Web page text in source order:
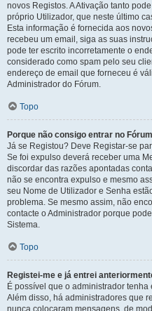
novos Registos. A Ativação tanto
próprio Utilizador, que neste último
Esta informação é fornecida aos
recebeu um email, siga as suas
pode ter escrito incorretamente o
considerado como spam pelo seu
endereço de email que forneceu é
Administrador do Fórum.
Topo
Porque não consigo entrar no
Já se Registou? Deve Registar-se
Se foi expulso deverá receber uma
discordar das razões apontadas
não se encontra expulso e mesmo
seu Nome de Utilizador e Senha
problema. Se mesmo assim, não
contacte o Administrador porque
Sistema.
Topo
Registei-me e já entrei
É possível que o administrador
Além disso, há administradores que
nunca colocaram mensagens, de